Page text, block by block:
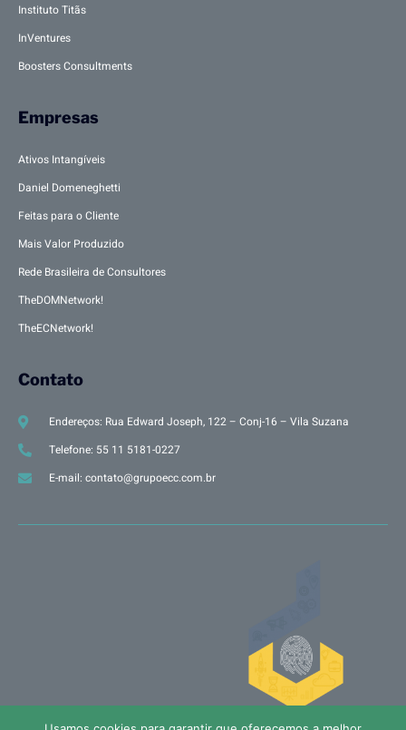
Instituto Titãs
InVentures
Boosters Consultments
Empresas
Ativos Intangíveis
Daniel Domeneghetti
Feitas para o Cliente
Mais Valor Produzido
Rede Brasileira de Consultores
TheDOMNetwork!
TheECNetwork!
Contato
Endereços: Rua Edward Joseph, 122 – Conj-16 – Vila Suzana
Telefone: 55 11 5181-0227
E-mail: contato@grupoecc.com.br